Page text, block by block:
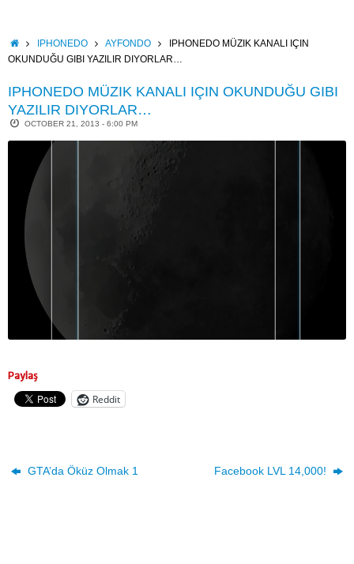
contentHOMEIPHONEDO AYFONDO
IPHONEDO MÜZIK KANALI IÇIN
OKUNDUĞU GIBI YAZILIR DIYORLAR…
IPHONEDO MÜZIK KANALI IÇIN OKUNDUĞU GIBI
YAZILIR DIYORLAR…
OCTOBER 21, 2013 - 6:00 PM
Paylaş
Reddit
GTA’da Öküz Olmak 1 Facebook LVL 14,000!